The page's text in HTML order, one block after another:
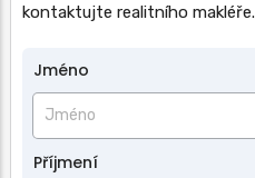
kontaktujte realitního makléře.
Jméno
a
příjmení
Jméno
Příjmení